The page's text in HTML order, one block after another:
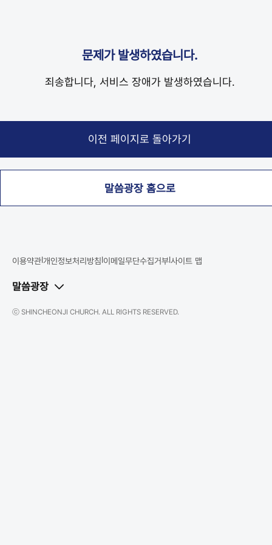
문제가 발생하였습니다.
죄송합니다, 서비스 장애가 발생하였습니다.
말씀광장 홈으로
이용약관개인정보처리방침 이메일무단수집거부사이트 맵
말씀광장
ⓒ SHINCHEONJI CHURCH. ALL RIGHTS RESERVED.